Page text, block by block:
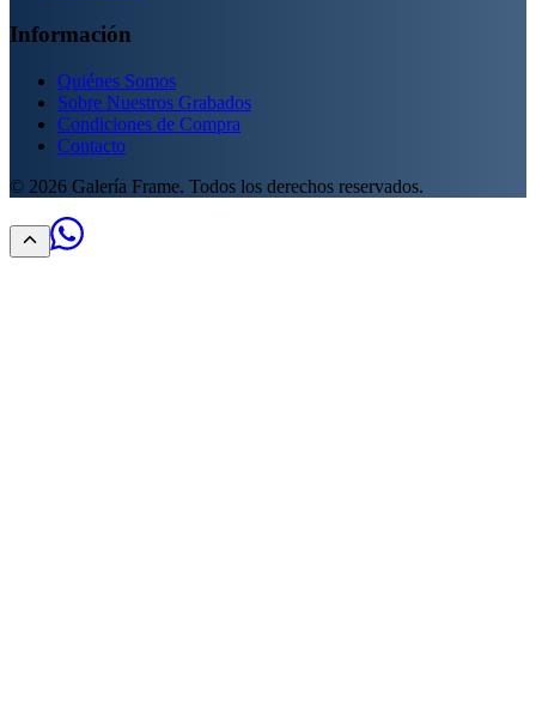
Información
Quiénes Somos
Sobre Nuestros Grabados
Condiciones de Compra
Contacto
© 2026 Galería Frame. Todos los derechos reservados.